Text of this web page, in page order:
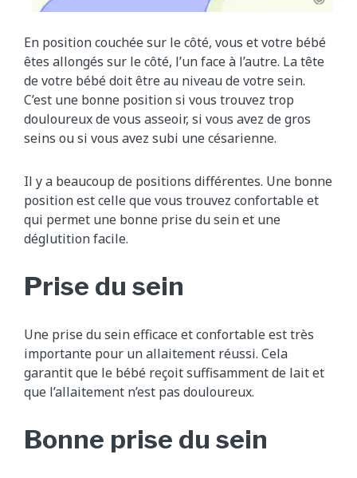
En position couchée sur le côté, vous et votre bébé
êtes allongés sur le côté, l’un face à l’autre. La tête
de votre bébé doit être au niveau de votre sein.
C’est une bonne position si vous trouvez trop
douloureux de vous asseoir, si vous avez de gros
seins ou si vous avez subi une césarienne.
Il y a beaucoup de positions différentes. Une bonne
position est celle que vous trouvez confortable et
qui permet une bonne prise du sein et une
déglutition facile.
Prise du sein
Une prise du sein efficace et confortable est très
importante pour un allaitement réussi. Cela
garantit que le bébé reçoit suffisamment de lait et
que l’allaitement n’est pas douloureux.
Bonne prise du sein